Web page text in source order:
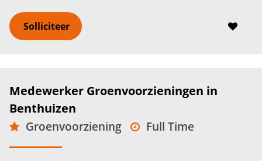
Solliciteer
Medewerker Groenvoorzieningen in
Benthuizen
Groenvoorziening
Full Time
Benthuizen